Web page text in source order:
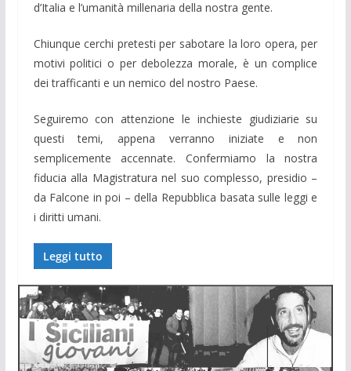
d’Italia e l’umanità millenaria della nostra gente.
Chiunque cerchi pretesti per sabotare la loro opera, per
motivi politici o per debolezza morale, è un complice
dei trafficanti e un nemico del nostro Paese.
Seguiremo con attenzione le inchieste giudiziarie su
questi temi, appena verranno iniziate e non
semplicemente accennate. Confermiamo la nostra
fiducia alla Magistratura nel suo complesso, presidio –
da Falcone in poi – della Repubblica basata sulle leggi e
i diritti umani.
Leggi tutto